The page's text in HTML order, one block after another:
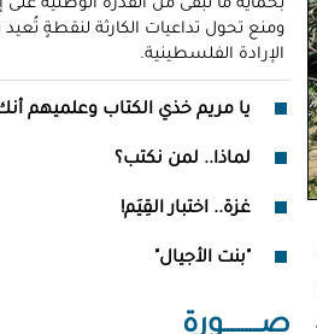
بدائل قاتلة.. مضادات حيوية في
"آيس كريم"!
جمال موسى
القانون يتصادم مع نفسه.. نساءٌ
فقدن ميراثهن بتوقيع
خلف خلف
بحماية ما تبقى من القدرة الوطنية على
ومنع تحول تداعيات الكارثة لنقطةٍ
الإرادة الفلسطينية.
يا مريم خذي الكتاب وعلميهم
لماذا.. لمن نكتب؟
غزة.. اختبار القِيَم!
"بنت الأجيال"
صــــــــــورة